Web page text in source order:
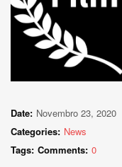
Date: Novembro 23, 2020
Categories: News
Tags: Comments: 0